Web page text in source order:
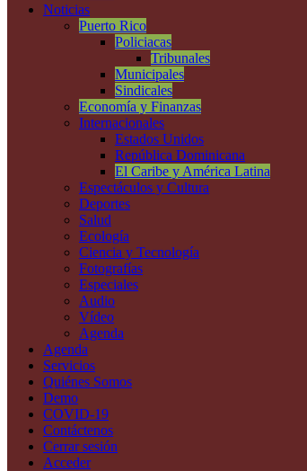
Noticias
Puerto Rico
Policiacas
Tribunales
Municipales
Sindicales
Economía y Finanzas
Internacionales
Estados Unidos
República Dominicana
El Caribe y América Latina
Espectáculos y Cultura
Deportes
Salud
Ecología
Ciencia y Tecnología
Fotografías
Especiales
Audio
Vídeo
Agenda
Agenda
Servicios
Quiénes Somos
Demo
COVID-19
Contáctenos
Cerrar sesión
Acceder